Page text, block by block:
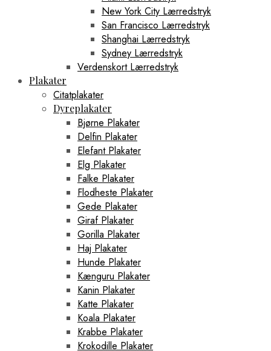
New York City Lærredstryk
San Francisco Lærredstryk
Shanghai Lærredstryk
Sydney Lærredstryk
Verdenskort Lærredstryk
Plakater
Citatplakater
Dyreplakater
Bjørne Plakater
Delfin Plakater
Elefant Plakater
Elg Plakater
Falke Plakater
Flodheste Plakater
Gede Plakater
Giraf Plakater
Gorilla Plakater
Haj Plakater
Hunde Plakater
Kænguru Plakater
Kanin Plakater
Katte Plakater
Koala Plakater
Krabbe Plakater
Krokodille Plakater